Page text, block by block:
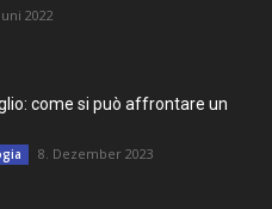
2022
come si può affrontare un
8. Dezember 2023